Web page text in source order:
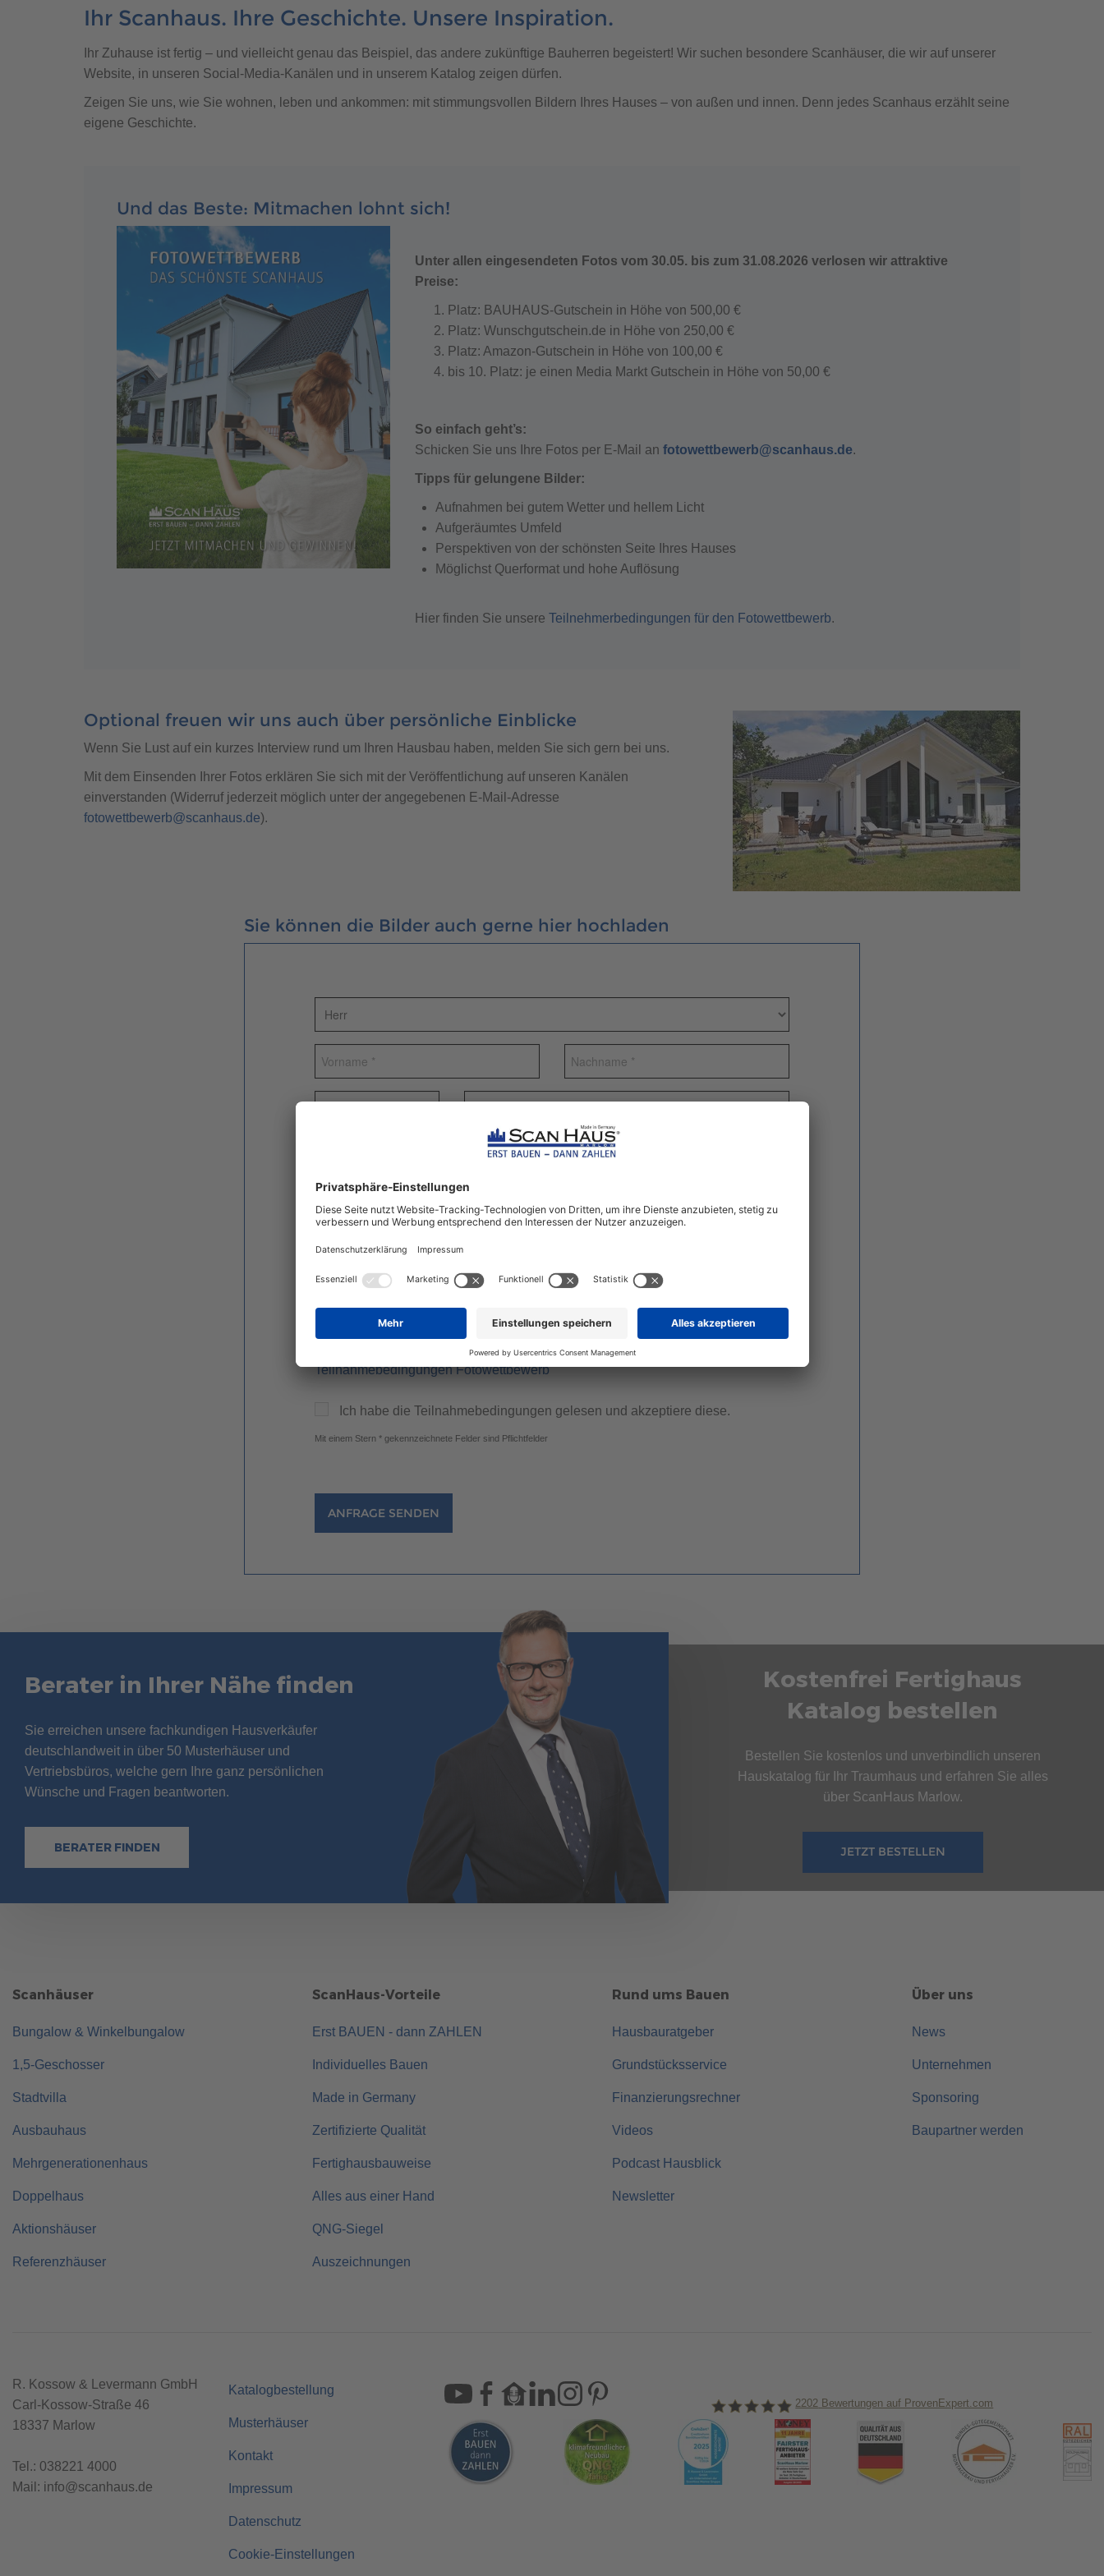
Aktionshaus
Brauchen Sie Hilfe? 038221 400 500
QNG-Siegel
Brauchen Sie Hilfe?
Brauchen Sie Hilfe? 038221 400 500
Ihr Scanhaus. Ihre Geschichte. Unsere Inspiration.
Ihr Zuhause ist fertig – und vielleicht genau das Beispiel, das andere zukünftige Bauherren begeistert! Wir suchen besondere Scanhäuser, die wir auf unserer
Website, in unseren Social-Media-Kanälen und in unserem Katalog zeigen dürfen.
Zeigen Sie uns, wie Sie wohnen, leben und ankommen: mit stimmungsvollen Bildern Ihres Hauses – von außen und innen. Denn jedes Scanhaus erzählt seine
eigene Geschichte.
Und das Beste: Mitmachen lohnt sich!
Unter allen eingesendeten Fotos vom 30.05. bis zum 31.08.2026 verlosen wir attraktive
Preise:
Platz: BAUHAUS-Gutschein in Höhe von 500,00 €
Platz: Wunschgutschein.de in Höhe von 250,00 €
Platz: Amazon-Gutschein in Höhe von 100,00 €
bis 10. Platz: je einen Media Markt Gutschein in Höhe von 50,00 €
So einfach geht’s:
Schicken Sie uns Ihre Fotos per E-Mail anfotowettbewerb@scanhaus.de.
Tipps für gelungene Bilder:
Aufnahmen bei gutem Wetter und hellem Licht
Aufgeräumtes Umfeld
Perspektiven von der schönsten Seite Ihres Hauses
Möglichst Querformat und hohe Auflösung
Hier finden Sie unsereTeilnehmerbedingungen für den Fotowettbewerb.
Optional freuen wir uns auch über persönliche Einblicke
Wenn Sie Lust auf ein kurzes Interview rund um Ihren Hausbau haben, melden Sie sich gern bei uns.
Mit dem Einsenden Ihrer Fotos erklären Sie sich mit der Veröffentlichung auf unseren Kanälen
einverstanden (Widerruf jederzeit möglich unter der angegebenen E-Mail-Adresse
fotowettbewerb@scanhaus.de).
Sie können die Bilder auch gerne hier hochladen
Mit der Teilnahme am Fotowettbewerb erklären Sie sich mit den
Teilnahmebedingungen einverstanden. Diese können Sie als PDF hier einsehen:
Teilnahmebedingungen Fotowettbewerb
Ich habe die Teilnahmebedingungen gelesen und akzeptiere diese.
Mit einem Stern * gekennzeichnete Felder sind Pflichtfelder
ANFRAGE SENDEN
Berater in Ihrer Nähe finden
Sie erreichen unsere fachkundigen Hausverkäufer
deutschlandweit in über 50 Musterhäuser und
Vertriebsbüros, welche gern Ihre ganz persönlichen
Wünsche und Fragen beantworten.
BERATER FINDEN
Kostenfrei Fertighaus
Katalog bestellen
Bestellen Sie kostenlos und unverbindlich unseren
Hauskatalog für Ihr Traumhaus und erfahren Sie alles
über ScanHaus Marlow.
JETZT BESTELLEN
Scanhäuser
Bungalow & Winkelbungalow
1,5-Geschosser
Stadtvilla
Ausbauhaus
Mehrgenerationenhaus
Doppelhaus
Aktionshäuser
Referenzhäuser
ScanHaus-Vorteile
Erst BAUEN - dann ZAHLEN
Individuelles Bauen
Made in Germany
Zertifizierte Qualität
Fertighausbauweise
Alles aus einer Hand
QNG-Siegel
Auszeichnungen
Rund ums Bauen
Hausbauratgeber
Grundstücksservice
Finanzierungsrechner
Videos
Podcast Hausblick
Newsletter
Über uns
News
Unternehmen
Sponsoring
Baupartner werden
R. Kossow & Levermann GmbH
Carl-Kossow-Straße 46
18337 Marlow
Tel.: 038221 4000
Mail: info@scanhaus.de
Katalogbestellung
Musterhäuser
Kontakt
Impressum
Datenschutz
Cookie-Einstellungen
ScanHaus Marlow
2202 Bewertungen auf ProvenExpert.com